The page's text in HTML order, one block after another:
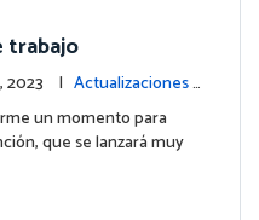
trabajo
2023 | Actualizaciones d
un momento para
que se lanzará muy